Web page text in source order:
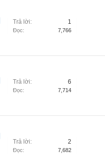
Trả lời: 1
Đọc: 7,766
Trả lời: 6
Đọc: 7,714
Trả lời: 2
Đọc: 7,682